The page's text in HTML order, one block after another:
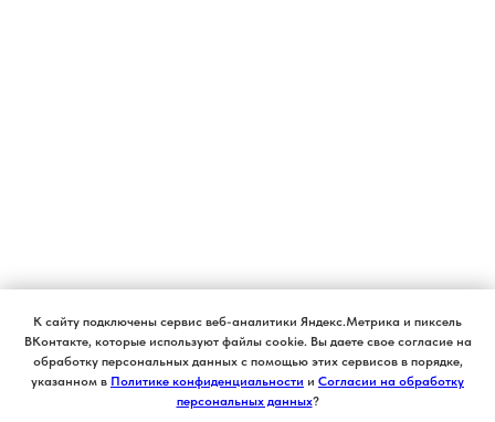
К сайту подключены сервис веб-аналитики Яндекс.Метрика и пиксель
ВКонтакте, которые используют файлы cookie. Вы даете свое согласие на
обработку персональных данных с помощью этих сервисов в порядке,
указанном в Политике конфиденциальности и Согласии на обработку
персональных данных?